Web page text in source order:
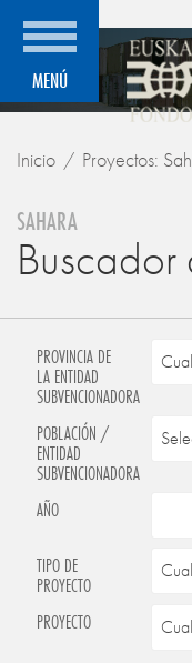
MENÚ
Inicio Proyectos:
SAHARA
PROVINCIA DE
LA ENTIDAD
SUBVENCIONADORA
POBLACIÓN /
ENTIDAD
SUBVENCIONADORA
AÑO
TIPO DE
PROYECTO
PROYECTO